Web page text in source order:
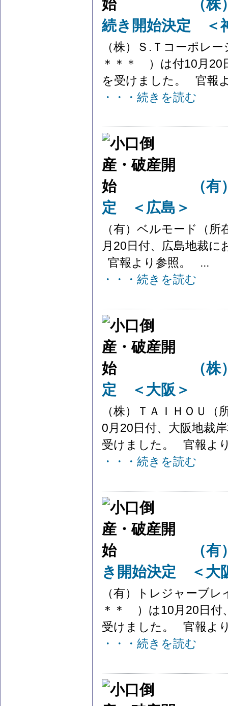
（
続き開始決定 ＜
（株）Ｓ.Ｔコーポレ
＊＊＊ ）は付10月20
を受けました。 官報
・・・続きを読む
（
定 ＜広島＞
（有）ベルモード（
月20日付、広島地裁
官報より参照。 ...
・・・続きを読む
（
定 ＜大阪＞
（株）ＴＡＩＨＯＵ
0月20日付、大阪地裁
受けました。 官報よ
・・・続きを読む
（
き開始決定 ＜大
（有）トレジャーブ
＊＊ ）は10月20日付
受けました。 官報よ
・・・続きを読む